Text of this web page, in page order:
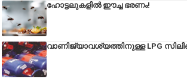
ഹോട്ടലുകളിൽ ഈച്ച ഭരണം!
വാണിജ്യാവശ്യത്തിനുള്ള LPG